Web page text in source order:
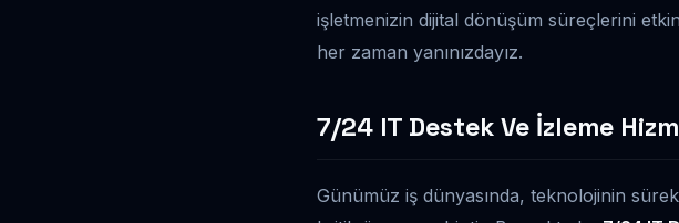
işletmenizin dijital dönüşüm süreçlerini
her zaman yanınızdayız.
7/24 IT Destek Ve İzleme
Günümüz iş dünyasında, teknolojinin